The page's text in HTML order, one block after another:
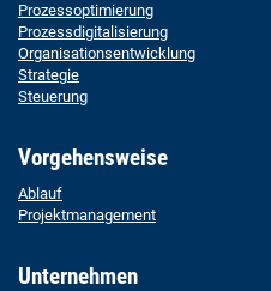
Prozessoptimierung
Prozessdigitalisierung
Organisationsentwicklung
Strategie
Steuerung
Vorgehensweise
Ablauf
Projektmanagement
Unternehmen